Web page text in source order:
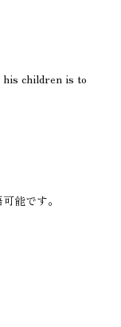
his children is to
能です。